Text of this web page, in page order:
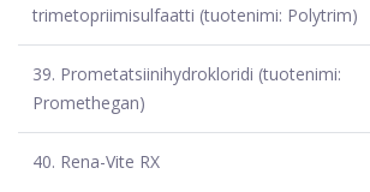
trimetopriimisulfaatti (tuotenimi: Polytrim)
39. Prometatsiinihydrokloridi (tuotenimi:
Promethegan)
40. Rena-Vite RX